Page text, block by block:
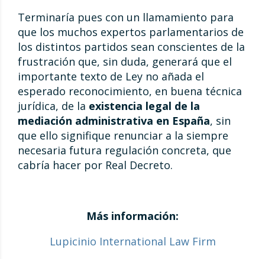
Terminaría pues con un llamamiento para
que los muchos expertos parlamentarios de
los distintos partidos sean conscientes de la
frustración que, sin duda, generará que el
importante texto de Ley no añada el
esperado reconocimiento, en buena técnica
jurídica, de la existencia legal de la
mediación administrativa en España, sin
que ello signifique renunciar a la siempre
necesaria futura regulación concreta, que
cabría hacer por Real Decreto.
Más información:
Lupicinio International Law Firm